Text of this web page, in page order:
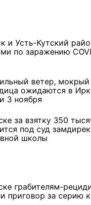
и Усть-Кутский
по заражению
ветер, мокрый
ожидаются в
3 ноября
за взятку 350
под суд
школы
грабителям-
приговор за серию